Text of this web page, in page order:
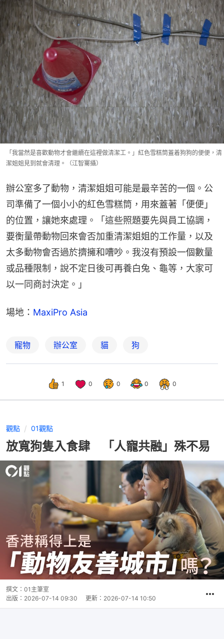
「我當然是喜歡動物才會繼續在這裡做清潔工。」紅色雪糕筒蓋着狗狗的便便，清
潔姐姐見到就會清理。（江智騫攝）
辦公室多了動物，清潔姐姐可能是最辛苦的一個。公
司準備了一個小小的紅色雪糕筒，用來蓋著「便便」
的位置，讓她來處理。「這些照題要先與員工協調，
要衡量帶動物回來會否加重清潔姐姐的工作量，以及
太多動物會否過於擠擁和嘈吵。我沒有預設一個數量
或品種限制，說不定日後可再養白兔、龜等，大家可
以一同商討決定。」
場地： MaxiPro Asia
寵物 辦公室 貓 狗
1 0 0 0 0
觀點 01觀點
放寬狗隻入食肆 「人寵共融」殊不易
撰文： 01主筆室
出版： 2026-07-14 09:30 更新： 2026-07-14 10:50